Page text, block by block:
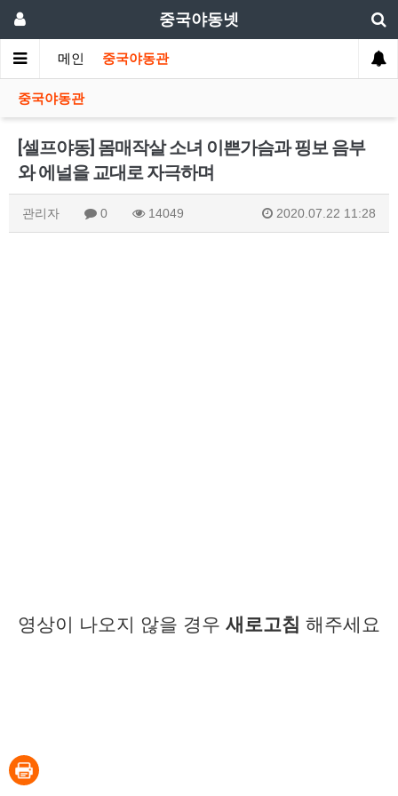
중국야동넷
메인 중국야동관
중국야동관
[셀프야동] 몸매작살 소녀 이쁜가슴과 핑보 음부
와 에널을 교대로 자극하며
관리자 0 14049 2020.07.22 11:28
영상이 나오지 않을 경우 새로고침 해주세요